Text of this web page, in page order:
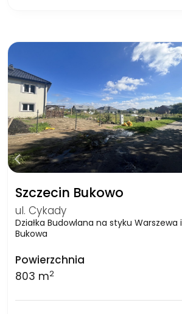
Szczecin Bukowo
ul. Cykady
Działka Budowlana na styku Warszewa i
Bukowa
Powierzchnia
803 m2